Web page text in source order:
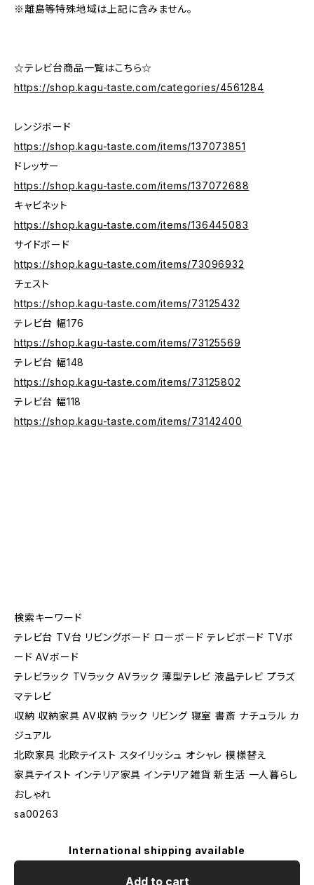
※離島等特殊地域は上記に含みません。
☆テレビ台商品一覧はこちら☆
https://shop.kagu-taste.com/categories/4561284
レンジボード
https://shop.kagu-taste.com/items/137073851
ドレッサー
https://shop.kagu-taste.com/items/137072688
キャビネット
https://shop.kagu-taste.com/items/136445083
サイドボード
https://shop.kagu-taste.com/items/73096932
チェスト
https://shop.kagu-taste.com/items/73125432
テレビ台 幅176
https://shop.kagu-taste.com/items/73125569
テレビ台 幅148
https://shop.kagu-taste.com/items/73125802
テレビ台 幅118
https://shop.kagu-taste.com/items/73142400
検索キーワード
テレビ台 TV台 リビングボード ローボード テレビボード TVボ
ード AVボード
テレビラック TVラック AVラック 薄型テレビ 液晶テレビ プラズ
マテレビ
収納 収納家具 AV収納 ラック リビング 寝室 書斎 ナチュラル カ
ジュアル
北欧家具 北欧テイスト スタイリッシュ オシャレ 模様替え
家具テイスト インテリア家具 インテリア雑貨 新生活 一人暮らし
おしゃれ
sa00263
International shipping available
Add to cart